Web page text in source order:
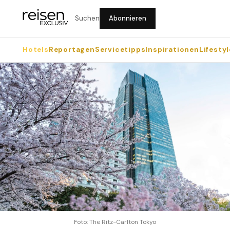
Suchen Abonnieren
HotelsReportagenServicetippsInspirationen
Foto: The Ritz-Carlton Tokyo